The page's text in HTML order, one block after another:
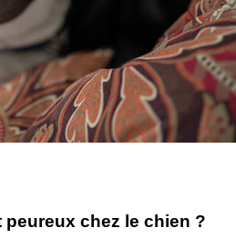
chez le chien ?